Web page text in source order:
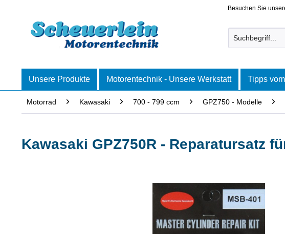
Besuchen Sie
Unsere Produkte Motorentechnik - Unsere Werkstatt Tipps
Motorrad Kawasaki 700 - 799 ccm GPZ750 - Modelle
Kawasaki GPZ750R - Reparatursatz